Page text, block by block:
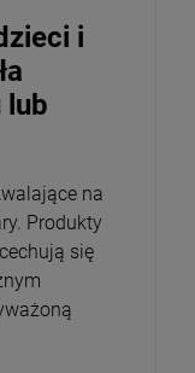
i
lub
na
Produkty
się